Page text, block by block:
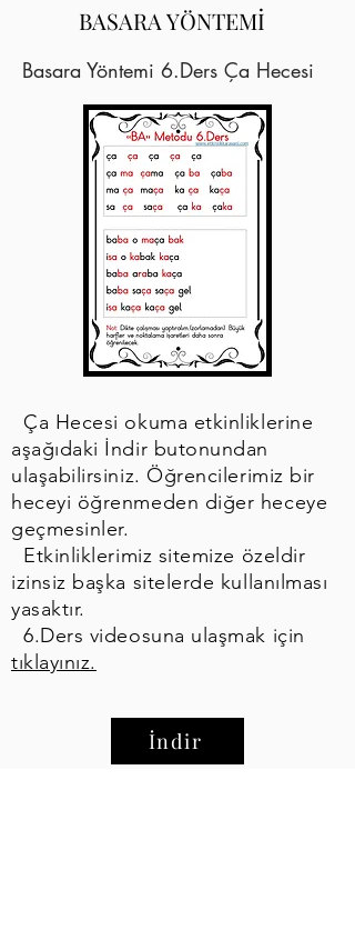
BASARA YÖNTEMİ
Basara Yöntemi 6.Ders Ça Hecesi
Ça Hecesi okuma etkinliklerine
aşağıdaki İndir butonundan
ulaşabilirsiniz. Öğrencilerimiz bir
heceyi öğrenmeden diğer heceye
geçmesinler.
Etkinliklerimiz sitemize özeldir
izinsiz başka sitelerde kullanılması
yasaktır.
6.Ders videosuna ulaşmak için
tıklayınız.
İndir